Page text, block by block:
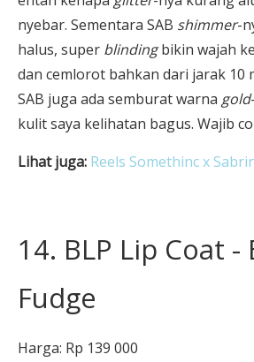
nyebar. Sementara SAB shimmer-
halus, super blindingbikin wajah
dan cemlorot bahkan dari jarak 10
SAB juga ada semburat warna gold
kulit saya kelihatan bagus. Wajib
Lihat juga: Reels Somethinc x
14. BLP Lip Coat
Fudge
Harga: Rp 139 000